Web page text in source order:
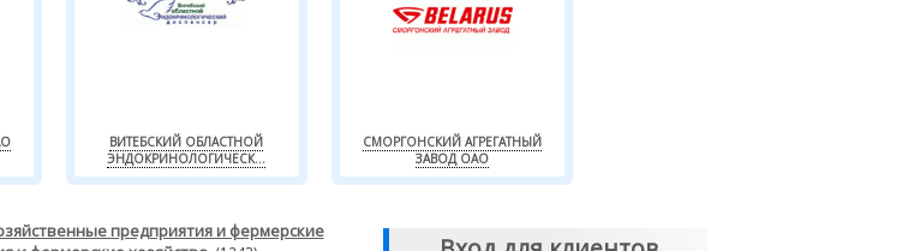
ВИТЕБСКИЙ ОБЛАСТНОЙ
ЭНДОКРИНОЛОГИЧЕСК...
СМОРГОНСКИЙ АГРЕГАТНЫЙ
ЗАВОД ОАО
предприятия и фермерские